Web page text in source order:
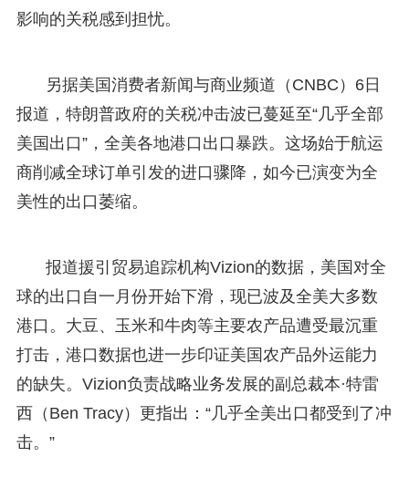
影响的关税感到担忧。
另据美国消费者新闻与商业频道（CNBC）6日
报道，特朗普政府的关税冲击波已蔓延至“几乎全部
美国出口”，全美各地港口出口暴跌。这场始于航运
商削减全球订单引发的进口骤降，如今已演变为全
美性的出口萎缩。
报道援引贸易追踪机构Vizion的数据，美国对全
球的出口自一月份开始下滑，现已波及全美大多数
港口。大豆、玉米和牛肉等主要农产品遭受最沉重
打击，港口数据也进一步印证美国农产品外运能力
的缺失。Vizion负责战略业务发展的副总裁本·特雷
西（Ben Tracy）更指出：“几乎全美出口都受到了冲
击。”